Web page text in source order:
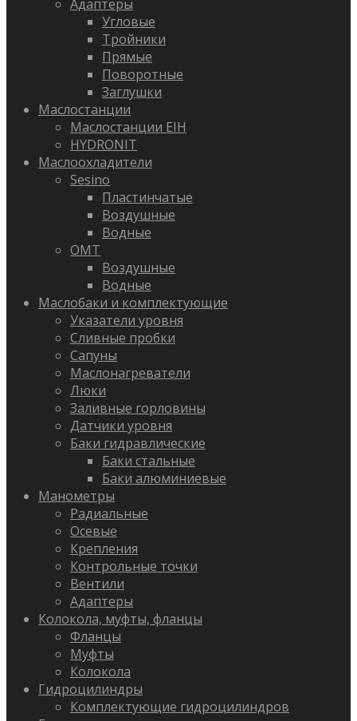
Адаптеры
Угловые
Тройники
Прямые
Поворотные
Заглушки
Маслостанции
Маслостанции EIH
HYDRONIT
Маслоохладители
Sesino
Пластинчатые
Воздушные
Водные
OMT
Воздушные
Водные
Маслобаки и комплектующие
Указатели уровня
Сливные пробки
Сапуны
Маслонагреватели
Люки
Заливные горловины
Датчики уровня
Баки гидравлические
Баки стальные
Баки алюминиевые
Манометры
Радиальные
Осевые
Крепления
Контрольные точки
Вентили
Адаптеры
Колокола, муфты, фланцы
Фланцы
Муфты
Колокола
Гидроцилиндры
Комплектующие гидроцилиндров